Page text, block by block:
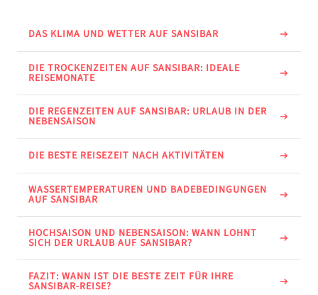
DAS KLIMA UND WETTER AUF SANSIBAR
DIE TROCKENZEITEN AUF SANSIBAR: IDEALE
REISEMONATE
DIE REGENZEITEN AUF SANSIBAR: URLAUB IN DER
NEBENSAISON
DIE BESTE REISEZEIT NACH AKTIVITÄTEN
WASSERTEMPERATUREN UND BADEBEDINGUNGEN
AUF SANSIBAR
HOCHSAISON UND NEBENSAISON: WANN LOHNT
SICH DER URLAUB AUF SANSIBAR?
FAZIT: WANN IST DIE BESTE ZEIT FÜR IHRE
SANSIBAR-REISE?